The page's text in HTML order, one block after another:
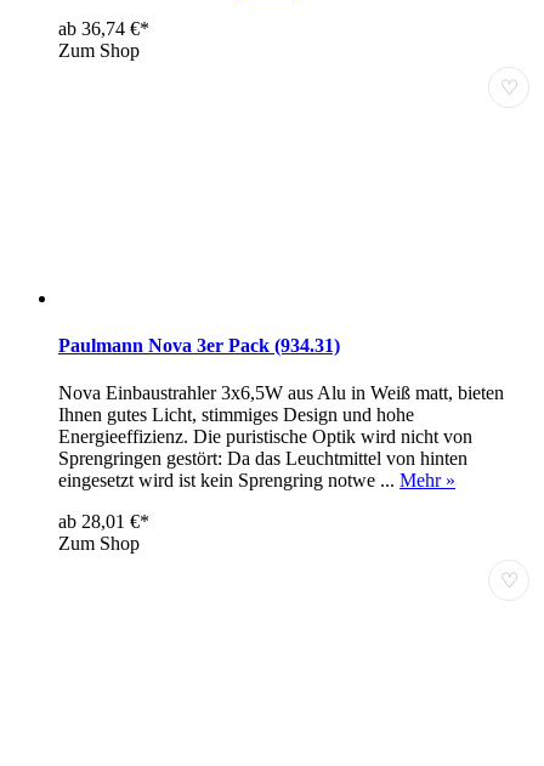
ab 36,74 €*
Zum Shop
♡
Paulmann Nova 3er Pack (934.31)
Nova Einbaustrahler 3x6,5W aus Alu in Weiß matt, bieten
Ihnen gutes Licht, stimmiges Design und hohe
Energieeffizienz. Die puristische Optik wird nicht von
Sprengringen gestört: Da das Leuchtmittel von hinten
eingesetzt wird ist kein Sprengring notwe ... Mehr »
ab 28,01 €*
Zum Shop
♡